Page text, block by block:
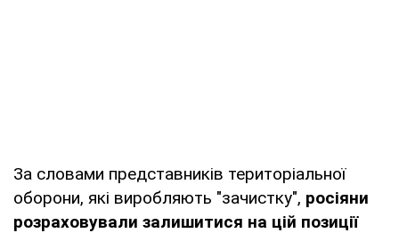
За словами представників територіальної
оборони, які виробляють "зачистку", росіяни
розраховували залишитися на цій позиції